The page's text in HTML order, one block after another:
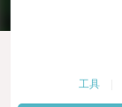
工具